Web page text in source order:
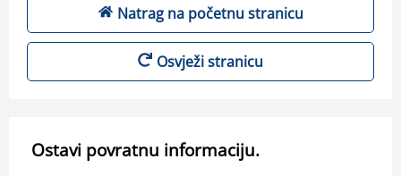
Natrag na početnu stranicu
Osvježi stranicu
Ostavi povratnu informaciju.